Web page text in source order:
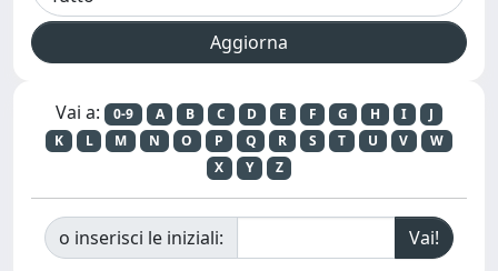
Vai a: 0-9 A B C D E F G H I
J
K
L M N O P Q R S T U V
W
X
Y Z
o inserisci le iniziali: